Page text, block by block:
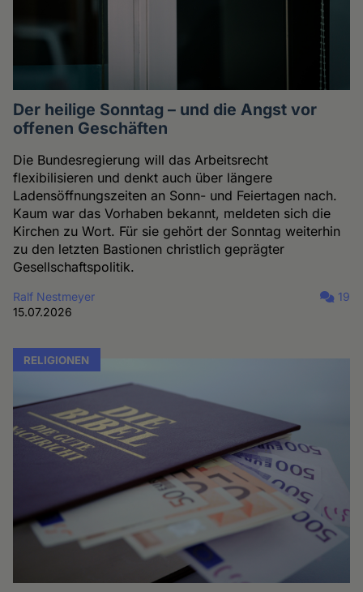
Der heilige Sonntag – und die Angst vor
offenen Geschäften
Die Bundesregierung will das Arbeitsrecht
flexibilisieren und denkt auch über längere
Ladensöffnungszeiten an Sonn- und Feiertagen nach.
Kaum war das Vorhaben bekannt, meldeten sich die
Kirchen zu Wort. Für sie gehört der Sonntag weiterhin
zu den letzten Bastionen christlich geprägter
Gesellschaftspolitik.
Ralf Nestmeyer
15.07.2026
19
RELIGIONEN